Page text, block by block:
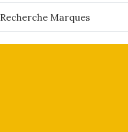
Recherche Marques